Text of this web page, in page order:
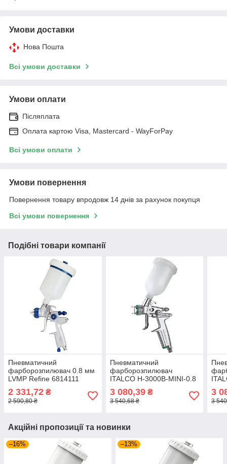
Умови доставки
Нова Пошта
Всі умови доставки
Умови оплати
Післяплата
Оплата картою Visa, Mastercard - WayForPay
Всі умови оплати
Умови повернення
Повернення товару впродовж 14 днів за рахунок покупця
Всі умови повернення
Подібні товари компанії
Пневматичний
фарборозпилювач 0.8 мм
LVMP Refine 6814111
2 331,72 ₴
2 590,80 ₴
Пневматичний
фарборозпилювач
ITALCO H-3000B-MINI-0.8
HVLP 0,8 мм
3 080,39₴
3 540,68 ₴
3
3
Акційні пропозиції та новинки
–16% –13%